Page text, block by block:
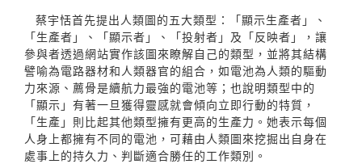
蔡宇恬首先提出人類圖的五大類型：「顯示生產者」、
「生產者」、「顯示者」、「投射者」及「反映者」，讓
參與者透過網站實作該圖來瞭解自己的類型，並將其結構
譬喻為電路器材和人類器官的組合，如電池為人類的驅動
力來源、薦骨是續航力最強的電池等；也說明類型中的
「顯示」有著一旦獲得靈感就會傾向立即行動的特質，
「生產」則比起其他類型擁有更高的生產力。她表示每個
人身上都擁有不同的電池，可藉由人類圖來挖掘出自身在
處事上的持久力、判斷適合勝任的工作類別。